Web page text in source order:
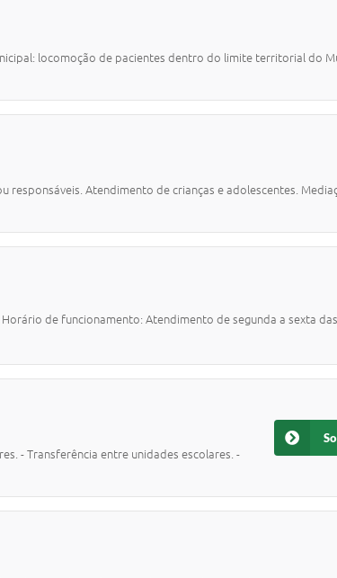
locomoção de pacientes dentro do limite territorial do
Atendimento de crianças e adolescentes.
de funcionamento: Atendimento de segunda a sexta
- Transferência entre unidades escolares. -